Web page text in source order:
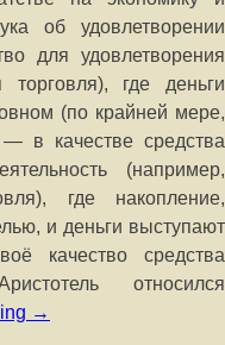
об удовлетворении
для удовлетворения
торговля), где деньги
(по крайней мере,
в качестве средства
(например,
где накопление,
и деньги выступают
качество средства
относился
→